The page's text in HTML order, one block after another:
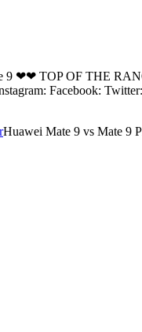
9 ❤❤ TOP OF THE
Facebook:
Huawei Mate 9 vs Mate 9